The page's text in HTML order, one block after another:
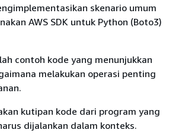
skenario umum
AWS SDK untuk Python (Boto3)
contoh kode yang menunjukkan
melakukan operasi penting
kutipan kode dari program yang
dijalankan dalam konteks.